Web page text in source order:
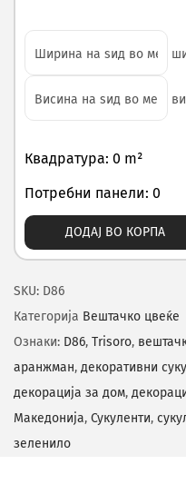
Квадратура: 0 m²
Потребни панели: 0
ДОДАЈ ВО КОРПА
SKU: D86
Категорија Вештачко цвеќе
Ознаки: D86, Trisoro,
аранжман, декоративни
декорација за дом,
Македонија, Сукуленти,
зеленило